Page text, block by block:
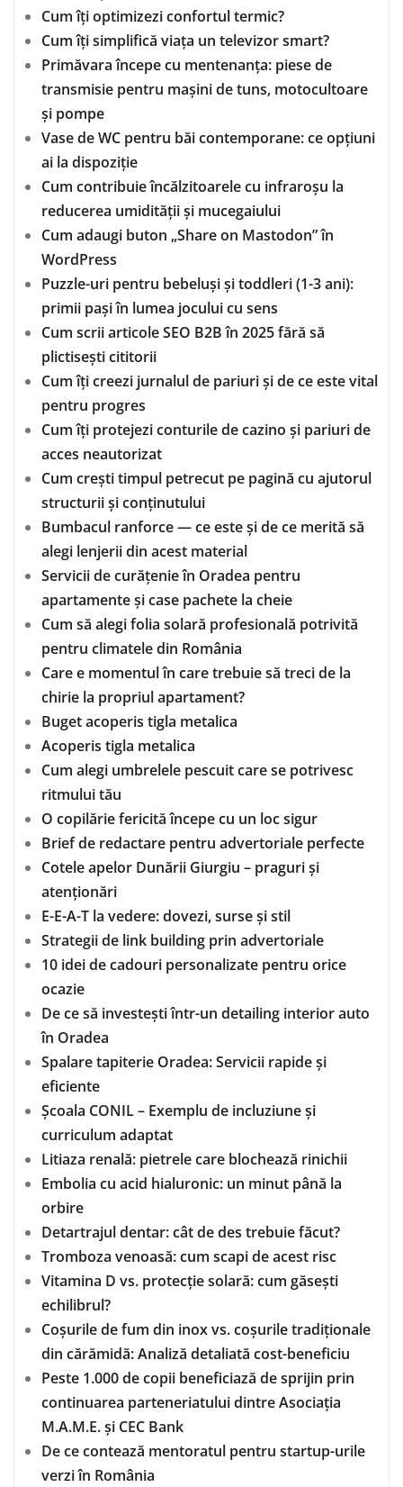
Cum îți optimizezi confortul termic?
Cum îți simplifică viața un televizor smart?
Primăvara începe cu mentenanța: piese de
transmisie pentru mașini de tuns, motocultoare
și pompe
Vase de WC pentru băi contemporane: ce opțiuni
ai la dispoziție
Cum contribuie încălzitoarele cu infraroșu la
reducerea umidității și mucegaiului
Cum adaugi buton „Share on Mastodon” în
WordPress
Puzzle-uri pentru bebeluși și toddleri (1-3 ani):
primii pași în lumea jocului cu sens
Cum scrii articole SEO B2B în 2025 fără să
plictisești cititorii
Cum îți creezi jurnalul de pariuri și de ce este vital
pentru progres
Cum îți protejezi conturile de cazino și pariuri de
acces neautorizat
Cum crești timpul petrecut pe pagină cu ajutorul
structurii și conținutului
Bumbacul ranforce — ce este și de ce merită să
alegi lenjerii din acest material
Servicii de curățenie în Oradea pentru
apartamente și case pachete la cheie
Cum să alegi folia solară profesională potrivită
pentru climatele din România
Care e momentul în care trebuie să treci de la
chirie la propriul apartament?
Buget acoperis tigla metalica
Acoperis tigla metalica
Cum alegi umbrelele pescuit care se potrivesc
ritmului tău
O copilărie fericită începe cu un loc sigur
Brief de redactare pentru advertoriale perfecte
Cotele apelor Dunării Giurgiu – praguri și
atenționări
E-E-A-T la vedere: dovezi, surse și stil
Strategii de link building prin advertoriale
10 idei de cadouri personalizate pentru orice
ocazie
De ce să investești într-un detailing interior auto
în Oradea
Spalare tapiterie Oradea: Servicii rapide și
eficiente
Școala CONIL – Exemplu de incluziune și
curriculum adaptat
Litiaza renală: pietrele care blochează rinichii
Embolia cu acid hialuronic: un minut până la
orbire
Detartrajul dentar: cât de des trebuie făcut?
Tromboza venoasă: cum scapi de acest risc
Vitamina D vs. protecție solară: cum găsești
echilibrul?
Coșurile de fum din inox vs. coșurile tradiționale
din cărămidă: Analiză detaliată cost-beneficiu
Peste 1.000 de copii beneficiază de sprijin prin
continuarea parteneriatului dintre Asociația
M.A.M.E. și CEC Bank
De ce contează mentoratul pentru startup-urile
verzi în România